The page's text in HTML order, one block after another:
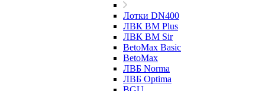
Лотки DN400
ЛВК ВМ Plus
ЛВК ВМ Sir
BetoMax Basic
BetoMax
ЛВБ Norma
ЛВБ Optima